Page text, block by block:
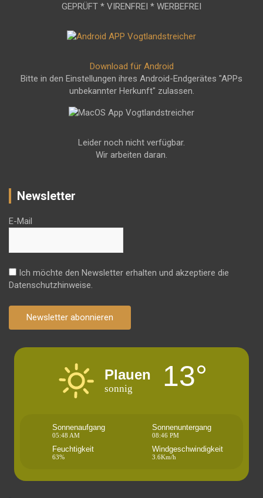
GEPRÜFT * VIRENFREI * WERBEFREI
Download für Android
Bitte in den Einstellungen ihres Android-Endgerätes "APPs
unbekannter Herkunft" zulassen.
Leider noch nicht verfügbar.
Wir arbeiten daran.
Newsletter
E-Mail
Ich möchte den Newsletter erhalten und akzeptiere die
Datenschutzhinweise.
Newsletter abonnieren
Plauen
sonnig 13°
Sonnenaufgang
05:48 AM
Sonnenuntergang
08:46 PM
Feuchtigkeit
63%
Windgeschwindigkeit
3.6Km/h